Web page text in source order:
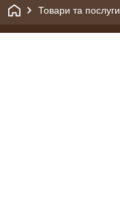
Товари та послуги